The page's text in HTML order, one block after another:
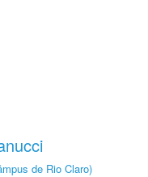
de Rio Claro)